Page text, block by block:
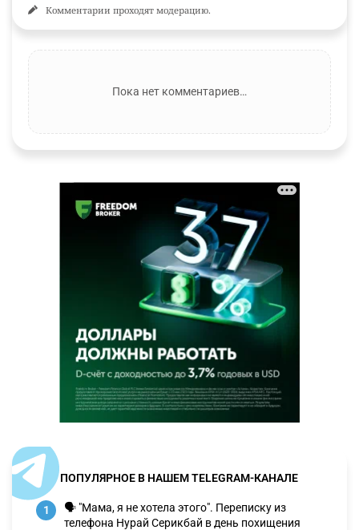
Комментарии проходят модерацию.
Пока нет комментариев…
ПОПУЛЯРНОЕ В НАШЕМ TELEGRAM-КАНАЛЕ
1
🗣 "Мама, я не хотела этого". Переписку из
телефона Нурай Серикбай в день похищения